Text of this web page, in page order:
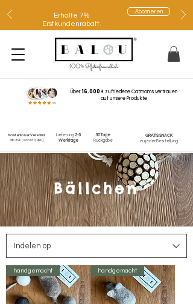
Erhalte 7%
Erstkundenrabatt.
Abonnieren
Über16.000+ zufriedene Catmoms vertrauen
auf unsere Produkte
GRATIS SNACK
zu jeder Bestellung
Kostenloser Versand
ab 39€(sonst 3,95€)
Lieferung 2-5
Werktage
30 Tage
Rückgabe
Bällchen
handgemacht handgemacht